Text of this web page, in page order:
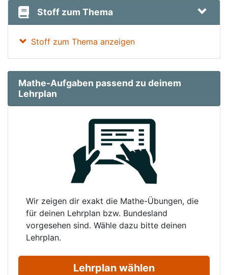
Stoff zum Thema
Stoff zum Thema anzeigen
Mathe-Aufgaben passend zu deinem
Lehrplan
Wir zeigen dir exakt die Mathe-Übungen, die
für deinen Lehrplan bzw. Bundesland
vorgesehen sind. Wähle dazu bitte deinen
Lehrplan.
Lehrplan wählen